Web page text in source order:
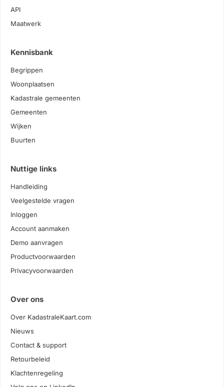
API
Maatwerk
Kennisbank
Begrippen
Woonplaatsen
Kadastrale gemeenten
Gemeenten
Wijken
Buurten
Nuttige links
Handleiding
Veelgestelde vragen
Inloggen
Account aanmaken
Demo aanvragen
Productvoorwaarden
Privacyvoorwaarden
Over ons
Over KadastraleKaart.com
Nieuws
Contact & support
Retourbeleid
Klachtenregeling